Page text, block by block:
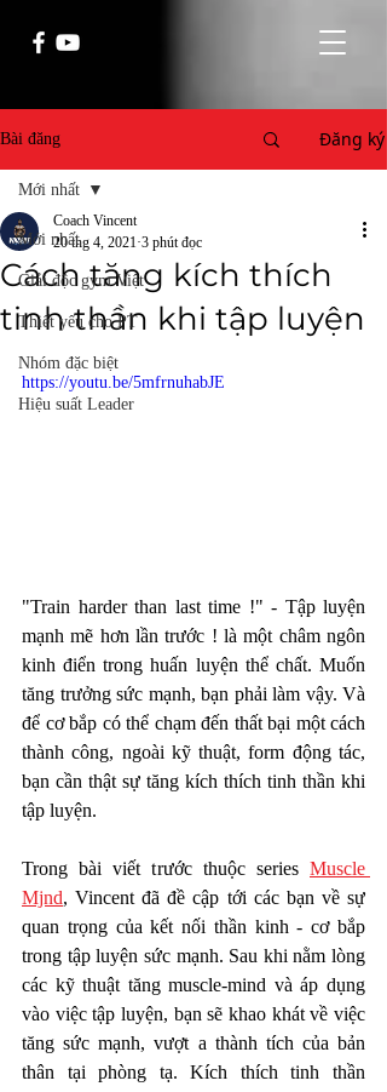
Bài đăng Đăng ký
Mới nhất
Giải độc gym Việt
Thiết yếu cho PT
Nhóm đặc biệt
Hiệu suất Leader
Mới nhất
Cách tăng kích thích
tinh thần khi tập luyện
Coach Vincent
20 thg 4, 2021 3 phút đọc
https://youtu.be/5mfrnuhabJE
"Train harder than last time !" - Tập luyện
mạnh mẽ hơn lần trước ! là một châm ngôn
kinh điển trong huấn luyện thể chất. Muốn
tăng trưởng sức mạnh, bạn phải làm vậy. Và
để cơ bắp có thể chạm đến thất bại một cách
thành công, ngoài kỹ thuật, form động tác,
bạn cần thật sự tăng kích thích tinh thần khi
tập luyện.
Trong bài viết trước thuộc series Muscle
Mjnd, Vincent đã đề cập tới các bạn về sự
quan trọng của kết nối thần kinh - cơ bắp
trong tập luyện sức mạnh. Sau khi nằm lòng
các kỹ thuật tăng muscle-mind và áp dụng
vào việc tập luyện, bạn sẽ khao khát về việc
tăng sức mạnh, vượt a thành tích của bản
thân tại phòng tạ. Kích thích tinh thần